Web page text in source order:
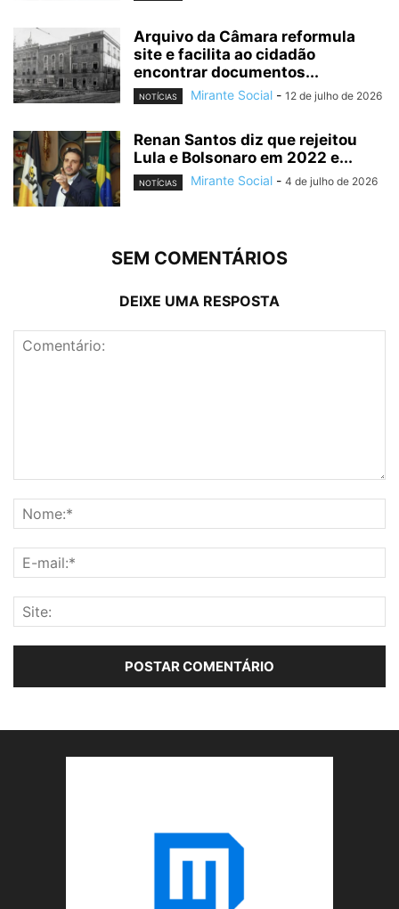
Arquivo da Câmara reformula
site e facilita ao cidadão
encontrar documentos...
NOTÍCIAS Mirante Social - 12 de julho de 2026
Renan Santos diz que rejeitou
Lula e Bolsonaro em 2022 e...
NOTÍCIAS Mirante Social - 4 de julho de 2026
SEM COMENTÁRIOS
DEIXE UMA RESPOSTA